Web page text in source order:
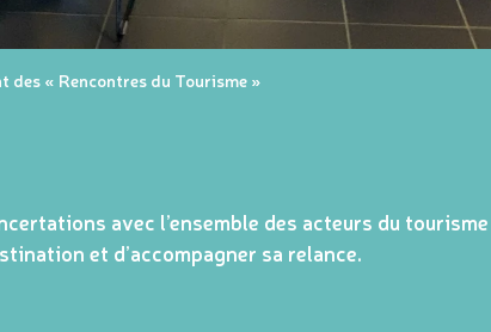
des « Rencontres du Tourisme »
avec l’ensemble des acteurs du
et d’accompagner sa relance.